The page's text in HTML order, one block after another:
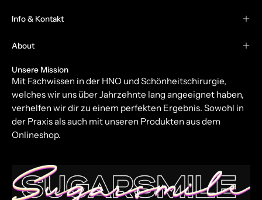
Info & Kontakt
About
Unsere Mission
Mit Fachwissen in der HNO und Schönheitschirurgie,
welches wir uns über Jahrzehnte lang angeeignet haben,
verhelfen wir dir zu einem perfekten Ergebnis. Sowohl in
der Praxis als auch mit unseren Produkten aus dem
Onlineshop.